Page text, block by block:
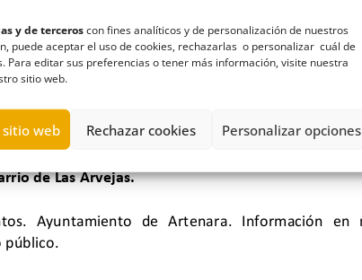
y de terceroscon fines analíticos y de personalización de nuestros
puede aceptar el uso de cookies, rechazarlas o personalizar cuál de
Para editar sus preferencias o tener más información, visite nuestra
sitio web.
web Rechazar cookies Personalizar opciones